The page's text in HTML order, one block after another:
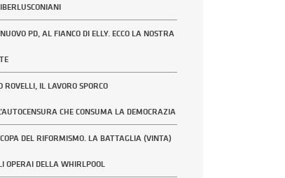
PD, AL FIANCO DI ELLY. ECCO LA NOSTRA
ROVELLI, IL LAVORO SPORCO
CHE CONSUMA LA DEMOCRAZIA
DEL RIFORMISMO. LA BATTAGLIA (VINTA)
OPERAI DELLA WHIRLPOOL